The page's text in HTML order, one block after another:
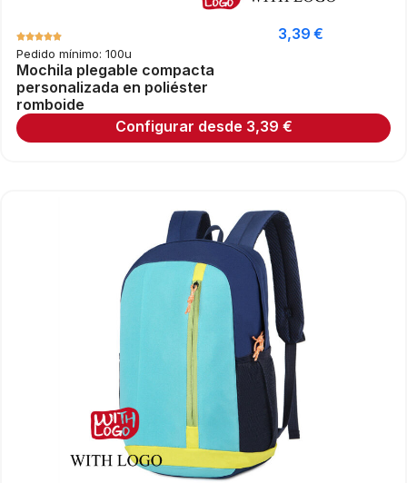
Pedido mínimo: 100u
Mochila plegable compacta
personalizada en poliéster
romboide
3,39€
Configurar desde 3,39 €